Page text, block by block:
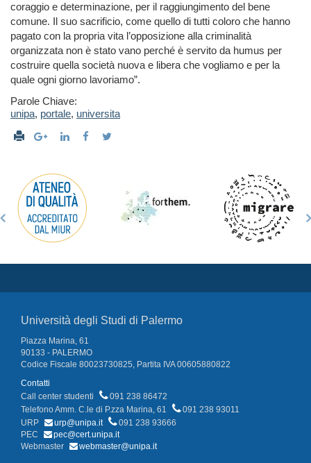
coraggio e determinazione, per il raggiungimento del bene
comune. Il suo sacrificio, come quello di tutti coloro che hanno
pagato con la propria vita l’opposizione alla criminalità
organizzata non è stato vano perché è servito da humus per
costruire quella società nuova e libera che vogliamo e per la
quale ogni giorno lavoriamo”.
Parole Chiave:
unipa, portale, universita
Università degli Studi di Palermo
Piazza Marina, 61
90133 - PALERMO
Codice Fiscale 80023730825, Partita IVA 00605880822
Contatti
Call center studenti
091 238 86472
Telefono Amm. C.le di P.zza Marina, 61
091 238 93011
URP
urp@unipa.it
091 238 93666
PEC
pec@cert.unipa.it
Webmaster
webmaster@unipa.it